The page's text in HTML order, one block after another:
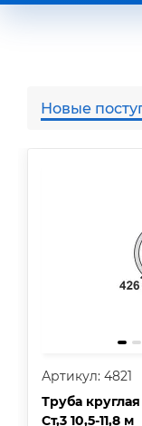
Новые
Артикул: 4821
Труба
Ст,3 10,5-11,8 м